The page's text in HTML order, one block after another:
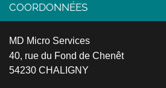
COORDONNÉES
MD Micro Services
40, rue du Fond de Chenêt
54230 CHALIGNY